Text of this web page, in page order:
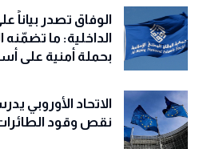
الوفاق تصدر بياناً
الداخلية: ما تضمّنه
بحملة أمنية على
الاتحاد الأوروبي
نقص وقود